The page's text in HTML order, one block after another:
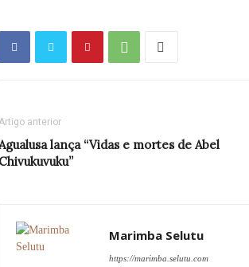
Artigo anterior
lança “Vidas e mortes de Abel
Chivukuvuku”
Marimba Selutu
https://marimba.selutu.com